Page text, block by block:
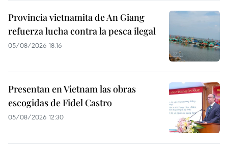
Provincia vietnamita de An Giang
refuerza lucha contra la pesca ilegal
05/08/2026 18:16
Presentan en Vietnam las obras
escogidas de Fidel Castro
05/08/2026 12:30